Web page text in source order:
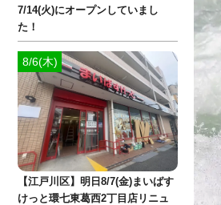
7/14(火)にオープンしていまし
た！
8/6(木)
【江戸川区】明日8/7(金)まいばす
けっと環七東葛西2丁目店リニュ